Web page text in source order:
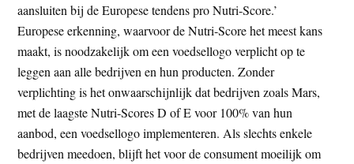
aansluiten bij de Europese tendens pro Nutri-Score.’
Europese erkenning, waarvoor de Nutri-Score het meest kans
maakt, is noodzakelijk om een voedsellogo verplicht op te
leggen aan alle bedrijven en hun producten. Zonder
verplichting is het onwaarschijnlijk dat bedrijven zoals Mars,
met de laagste Nutri-Scores D of E voor 100% van hun
aanbod, een voedsellogo implementeren. Als slechts enkele
bedrijven meedoen, blijft het voor de consument moeilijk om